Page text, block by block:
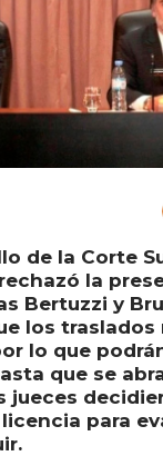
de la Corte
la
Bertuzzi y
los traslados
lo que
que se
jueces
para